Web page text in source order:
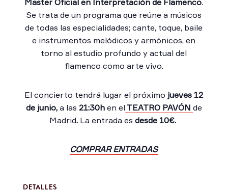
Master Oficial en Interpretación de Flamenco.
Se trata de un programa que reúne a músicos
de todas las especialidades; cante, toque, baile
e instrumentos melódicos y armónicos, en
torno al estudio profundo y actual del
flamenco como arte vivo.
El concierto tendrá lugar el próximo jueves 12
de junio, a las 21:30h en el TEATRO PAVÓN de
Madrid. La entrada esdesde 10€.
COMPRAR ENTRADAS
DETALLES